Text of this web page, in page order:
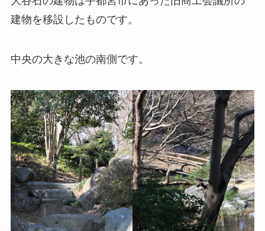
建物を移設したものです。
中央の大きな池の南側です。